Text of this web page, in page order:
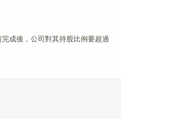
成後，公司對其持股比例要超過